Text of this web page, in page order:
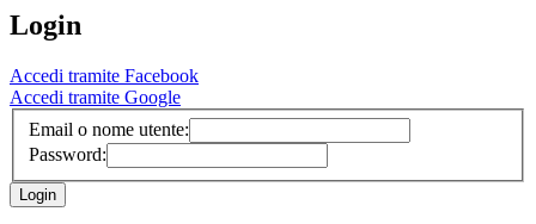
Login
Accedi tramite Facebook
Accedi tramite Google
Email o nome utente:
Password: